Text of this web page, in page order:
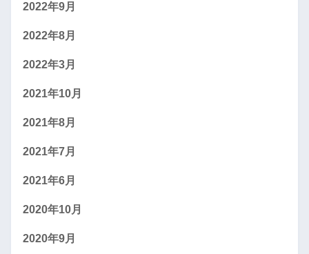
2022年9月
2022年8月
2022年3月
2021年10月
2021年8月
2021年7月
2021年6月
2020年10月
2020年9月